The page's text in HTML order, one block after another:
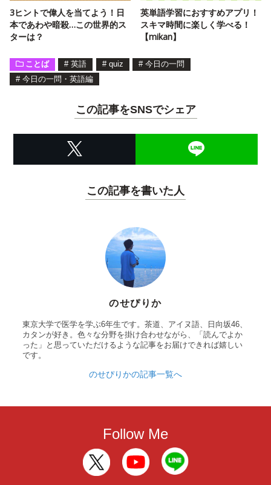
3ヒントで偉人を当てよう！日
本であわや暗殺…この世界的ス
ターは？
英単語学習におすすめアプリ！
スキマ時間に楽しく学べる！
【mikan】
ことば # 英語 # quiz # 今日の一問
# 今日の一問・英語編
この記事をSNSでシェア
この記事を書いた人
のせぴりか
東京大学で医学を学ぶ6年生です。茶道、アイヌ語、日向坂46、
カタンが好き。色々な分野を掛け合わせながら、「読んでよか
った」と思っていただけるような記事をお届けできれば嬉しい
です。
のせぴりかの記事一覧へ
Follow Me